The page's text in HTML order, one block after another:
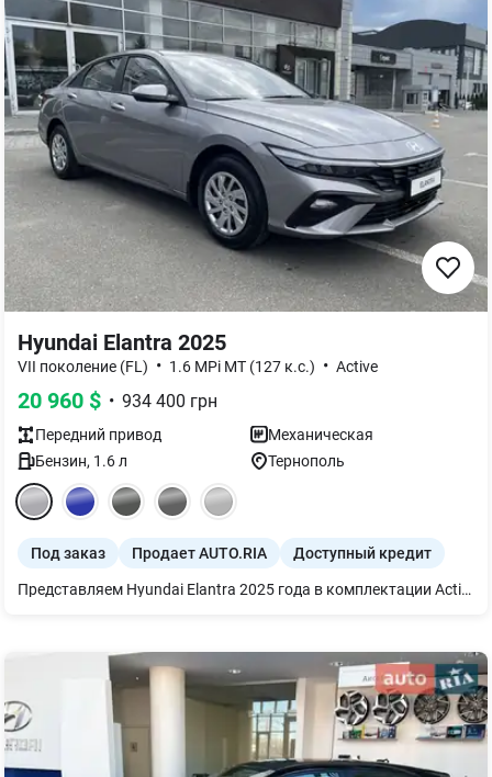
Hyundai Elantra 2025
VII поколение (FL) • 1.6 MPi MT (127 к.с.) • Active
20 960 $ • 934 400 грн
Передний привод
Механическая
Бензин, 1.6л Тернополь
Под заказ Продает AUTO.RIA Доступный кредит
Представляем Hyundai Elantra 2025 года в комплектации Active. Этот практичный седан оснащен экономичным бензиновым двигателем 1.6 MPi мощностью 127 л.с. и механической коробкой передач, что обеспечивает динамичное и контролируемое управление.